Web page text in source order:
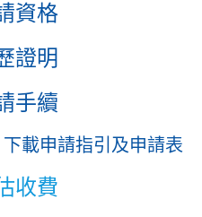
資格
證明
手續
下載申請指引及申請表
收費